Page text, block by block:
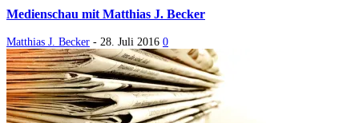
Medienschau mit Matthias J. Becker
Matthias J. Becker - 28. Juli 2016 0